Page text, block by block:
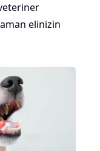
elinizin